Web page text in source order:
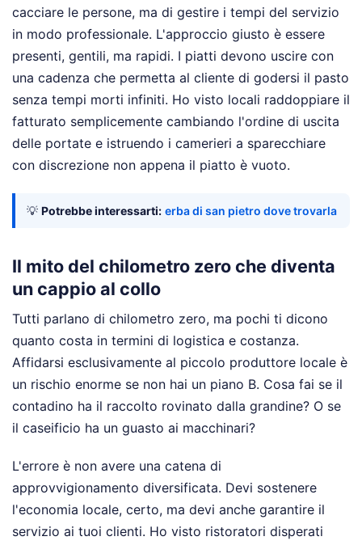
cacciare le persone, ma di gestire i tempi del servizio
in modo professionale. L'approccio giusto è essere
presenti, gentili, ma rapidi. I piatti devono uscire con
una cadenza che permetta al cliente di godersi il pasto
senza tempi morti infiniti. Ho visto locali raddoppiare il
fatturato semplicemente cambiando l'ordine di uscita
delle portate e istruendo i camerieri a sparecchiare
con discrezione non appena il piatto è vuoto.
💡 Potrebbe interessarti: erba di san pietro dove trovarla
Il mito del chilometro zero che diventa
un cappio al collo
Tutti parlano di chilometro zero, ma pochi ti dicono
quanto costa in termini di logistica e costanza.
Affidarsi esclusivamente al piccolo produttore locale è
un rischio enorme se non hai un piano B. Cosa fai se il
contadino ha il raccolto rovinato dalla grandine? O se
il caseificio ha un guasto ai macchinari?
L'errore è non avere una catena di
approvvigionamento diversificata. Devi sostenere
l'economia locale, certo, ma devi anche garantire il
servizio ai tuoi clienti. Ho visto ristoratori disperati